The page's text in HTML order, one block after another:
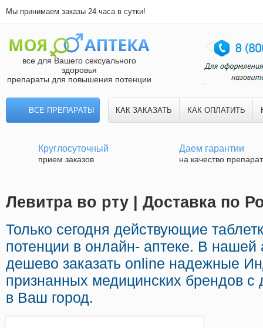
Мы принимаем заказы 24 часа в сутки!
все для Вашего сексуального
здоровья
препараты для повышения потенции
ВСЕ ПРЕПАРАТЫ КАК ЗАКАЗАТЬ КАК ОПЛАТИТЬ
Круглосуточный
прием заказов
Даем гарантии
на качество
Левитра во рту | Доставка по
Только сегодня действующие
потенции в онлайн- аптеке. В
дешево заказать online надежные
признанных медицинских брендов с
в Ваш город.